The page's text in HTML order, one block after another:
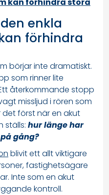
enkla
förhindra
börjar inte dramatiskt.
som rinner lite
återkommande stopp
missljud i rören som
först när en akut
ställs: hur länge har
gång?
blivit ett allt viktigare
fastighetsägare
Inte som en akut
kontroll.